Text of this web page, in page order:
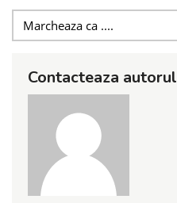
Contacteaza autorul